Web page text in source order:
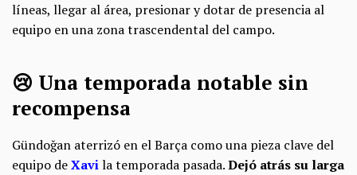
líneas, llegar al área, presionar y dotar de presencia al
equipo en una zona trascendental del campo.
😢 Una temporada notable sin
recompensa
Gündoğan aterrizó en el Barça como una pieza clave del
equipo deXavila temporada pasada.Dejó atrás su larga